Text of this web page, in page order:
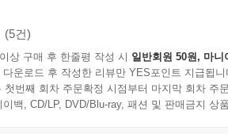
(5건)
상 구매 후 한줄평 작성 시 일반회원 50원, 마니
다운로드 후 작성한 리뷰만 YES포인트 지급됩니
첫번째 회차 주문확정 시점부터 마지막 회차 주
이백, CD/LP, DVD/Blu-ray, 패션 및 판매금지 상